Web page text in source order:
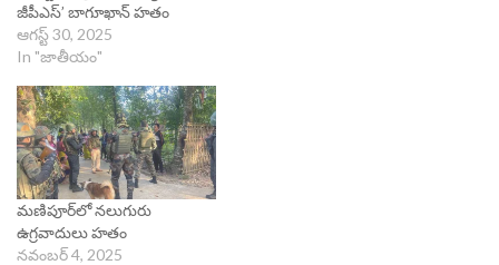
జీపీఎస్’ బాగూఖాన్ హతం
ఆగస్ట్ 30, 2025
In "జాతీయం"
మణిపూర్‌లో నలుగురు
ఉగ్రవాదులు హతం
నవంబర్ 4, 2025